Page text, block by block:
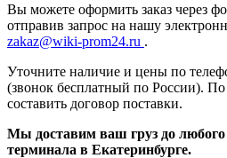
Вы можете оформить заказ через
отправив запрос на нашу
zakaz@wiki-prom24.ru .
Уточните наличие и цены по
(звонок бесплатный по России).
составить договор поставки.
Мы доставим ваш груз до любого
терминала в Екатеринбурге.